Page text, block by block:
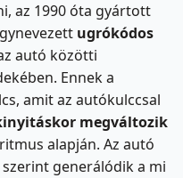
az 1990 óta gyártott
ugrókódos
autó közötti
Ennek a
amit az autókulccsal
megváltozik
alapján. Az autó
generálódik a mi